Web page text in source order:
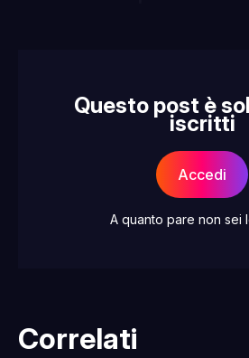
Questo post è
iscritti
Accedi
A quanto pare non sei
Correlati